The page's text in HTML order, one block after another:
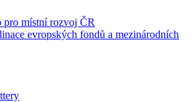
pro místní rozvoj ČR
evropských fondů a mezinárodních